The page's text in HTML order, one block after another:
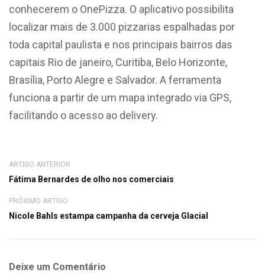
conhecerem o OnePizza. O aplicativo possibilita
localizar mais de 3.000 pizzarias espalhadas por
toda capital paulista e nos principais bairros das
capitais Rio de janeiro, Curitiba, Belo Horizonte,
Brasília, Porto Alegre e Salvador. A ferramenta
funciona a partir de um mapa integrado via GPS,
facilitando o acesso ao delivery.
ARTIGO ANTERIOR
Fátima Bernardes de olho nos comerciais
PRÓXIMO ARTIGO
Nicole Bahls estampa campanha da cerveja Glacial
Deixe um Comentário